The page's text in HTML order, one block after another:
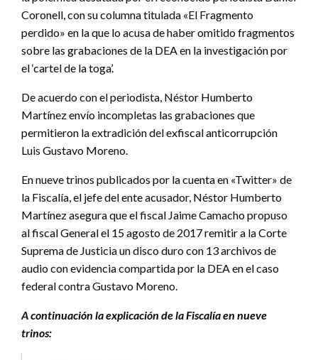
Coronell, con su columna titulada «El Fragmento
perdido» en la que lo acusa de haber omitido fragmentos
sobre las grabaciones de la DEA en la investigación por
el ‘cartel de la toga’.
De acuerdo con el periodista, Néstor Humberto
Martínez envío incompletas las grabaciones que
permitieron la extradición del exfiscal anticorrupción
Luis Gustavo Moreno.
En nueve trinos publicados por la cuenta en «Twitter» de
la Fiscalía, el jefe del ente acusador, Néstor Humberto
Martínez asegura que el fiscal Jaime Camacho propuso
al fiscal General el 15 agosto de 2017 remitir a la Corte
Suprema de Justicia un disco duro con 13 archivos de
audio con evidencia compartida por la DEA en el caso
federal contra Gustavo Moreno.
A continuación la explicación de la Fiscalía en nueve
trinos: